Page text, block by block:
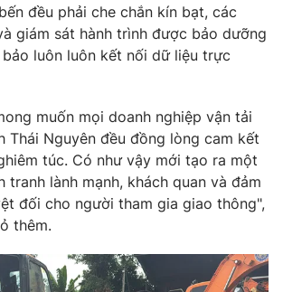
mọi hình thức nếu không có sự chấp
Ghi rõ nguồn VTV.vn khi phát hành lại
này.
đều phải che chắn kín bạt, các
giám sát hành trình được bảo dưỡng
luôn luôn kết nối dữ liệu trực
muốn mọi doanh nghiệp vận tải
Thái Nguyên đều đồng lòng cam kết
túc. Có như vậy mới tạo ra một
tranh lành mạnh, khách quan và đảm
đối cho người tham gia giao thông",
thêm.